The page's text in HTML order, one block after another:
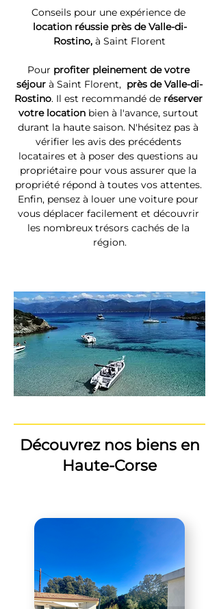
Conseils pour une expérience de
location réussie près de Valle-di-
Rostino, à Saint Florent
Pour profiter pleinement de votre
séjour à Saint Florent, près de Valle-di-
Rostino. Il est recommandé de réserver
votre location bien à l'avance, surtout
durant la haute saison. N'hésitez pas à
vérifier les avis des précédents
locataires et à poser des questions au
propriétaire pour vous assurer que la
propriété répond à toutes vos attentes.
Enfin, pensez à louer une voiture pour
vous déplacer facilement et découvrir
les nombreux trésors cachés de la
région.
Découvrez nos biens en
Haute-Corse